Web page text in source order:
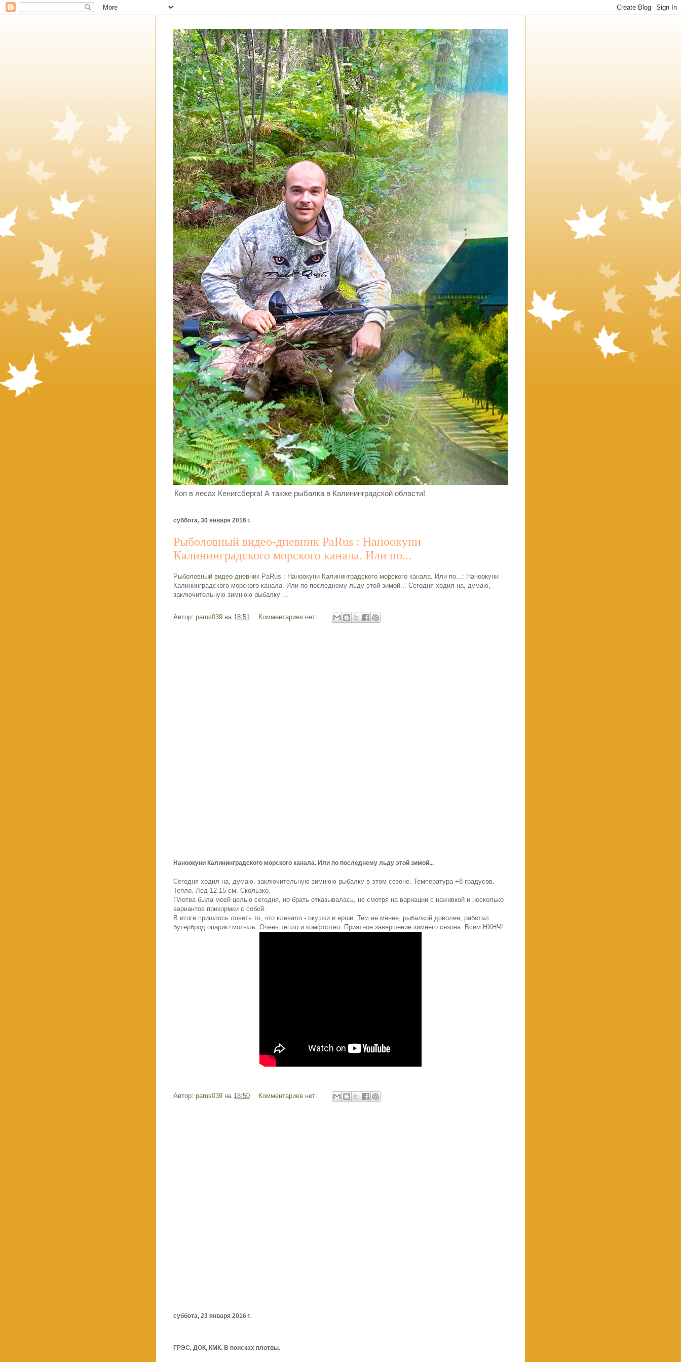
Коп в лесах Кенигсберга! А также рыбалка в Калининградской области!
суббота, 30 января 2016 г.
Рыболовный видео-дневник PaRus : Наноокуни
Калининградского морского канала. Или по...
Рыболовный видео-дневник PaRus : Наноокуни Калининградского морского канала. Или по...: Наноокуни
Калининградского морского канала. Или по последнему льду этой зимой... Сегодня ходил на, думаю,
заключительную зимнюю рыбалку ...
Автор: parus039 на 18:51 Комментариев нет:
Наноокуни Калининградского морского канала. Или по последнему льду этой зимой...
Сегодня ходил на, думаю, заключительную зимнюю рыбалку в этом сезоне. Температура +8 градусов.
Тепло. Лед 12-15 см. Скользко.
Плотва была моей целью сегодня, но брать отказывалась, не смотря на вариации с наживкой и несколько
вариантов прикормки с собой.
В итоге пришлось ловить то, что клевало - окушки и ерши. Тем не менее, рыбалкой доволен, работал
бутерброд опарик+мотыль. Очень тепло и комфортно. Приятное завершение зимнего сезона. Всем НХНЧ!
Автор: parus039 на 18:50 Комментариев нет:
суббота, 23 января 2016 г.
ГРЭС, ДОК, КМК. В поисках плотвы.